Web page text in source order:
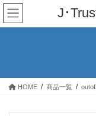
コ
ン
テ
ス
ナ
ビ
ゲ
ン
J･
HOME 商品一覧